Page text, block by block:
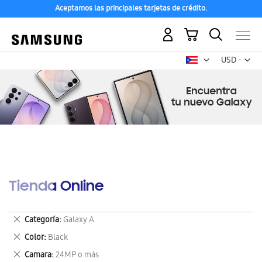
Aceptamos las principales tarjetas de crédito.
USD -
dólar
Mi carrito
Tienda Online
Categoría Galaxy A
Eliminar
este
artículo
Color Black
Eliminar
este
Camara 24MP o más
Eliminar